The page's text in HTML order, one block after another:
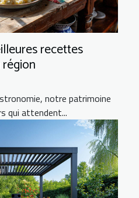
recettes
notre patrimoine
qui attendent...